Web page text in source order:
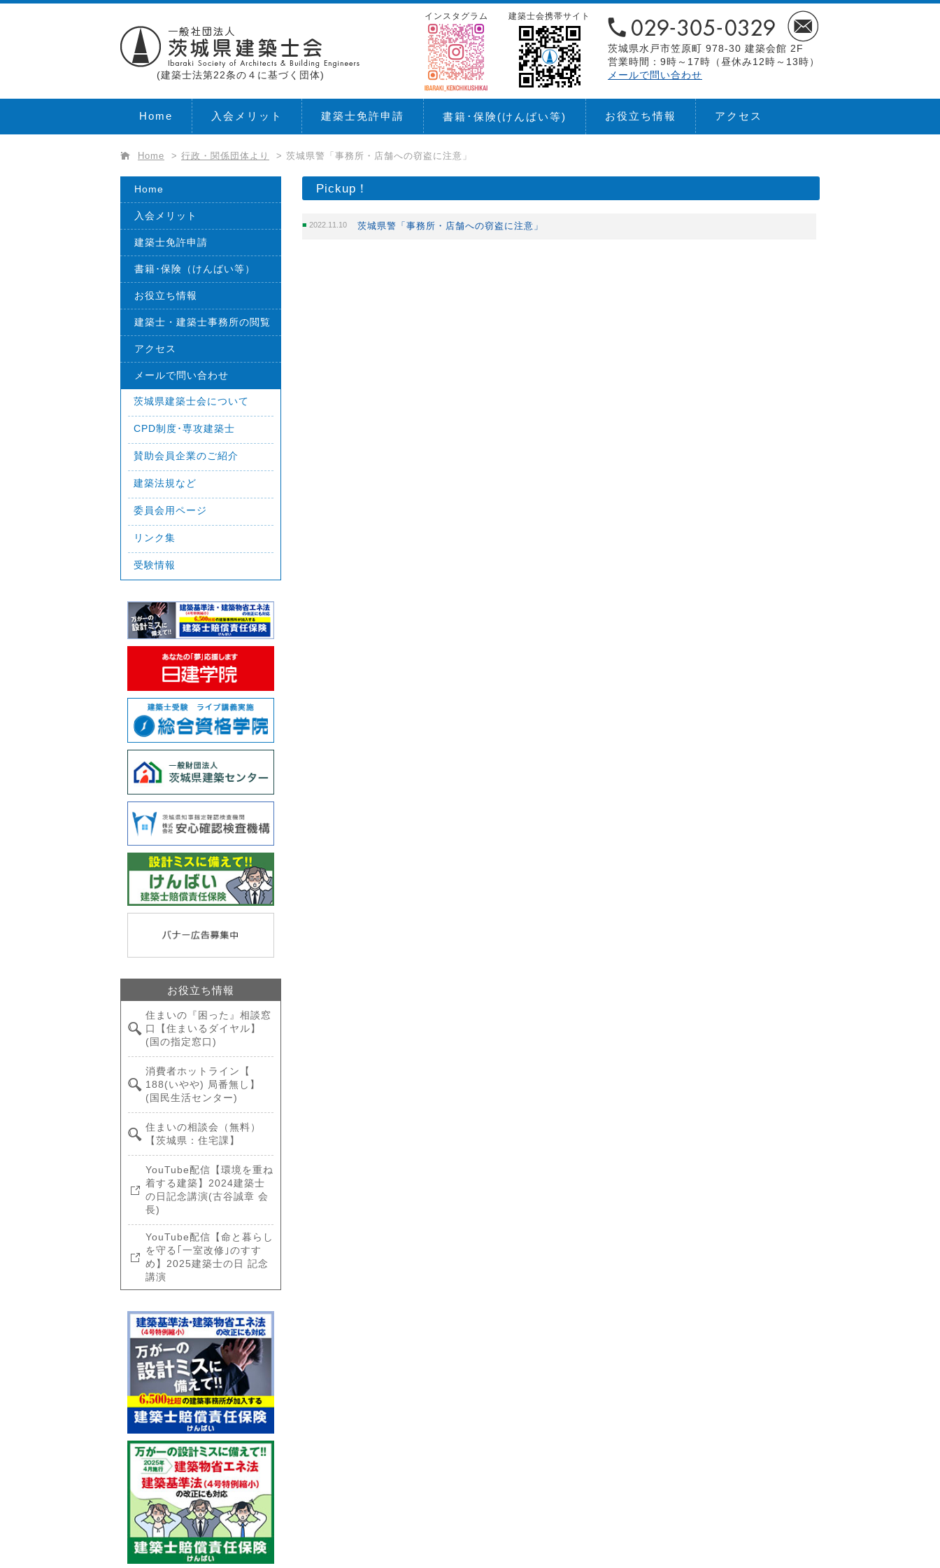
(建築士法第22条の４に基づく団体)
茨城県水戸市笠原町 978-30 建築会館 2F
営業時間：9時～17時（昼休み12時～13時）
メールで問い合わせ
建築士会携帯サイト
インスタグラム
Home 入会メリット 建築士免許申請 書籍･保険(けんばい等) お役立ち情報 アクセス
Home > 行政・関係団体より > 茨城県警「事務所・店舗への窃盗に注意」
Pickup！
2022.11.10 茨城県警「事務所・店舗への窃盗に注意」
Home
入会メリット
建築士免許申請
書籍･保険（けんばい等）
お役立ち情報
建築士・建築士事務所の閲覧
アクセス
メールで問い合わせ
茨城県建築士会について
CPD制度･専攻建築士
賛助会員企業のご紹介
建築法規など
委員会用ページ
リンク集
受験情報
お役立ち情報
住まいの『困った』相談窓
口【住まいるダイヤル】
(国の指定窓口)
消費者ホットライン【
188(いやや) 局番無し】
(国民生活センター)
住まいの相談会（無料）
【茨城県：住宅課】
YouTube配信【環境を重ね
着する建築】2024建築士
の日記念講演(古谷誠章 会
長)
YouTube配信【命と暮らし
を守る｢一室改修｣のすす
め】2025建築士の日 記念
講演